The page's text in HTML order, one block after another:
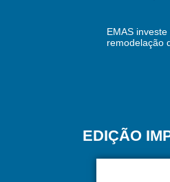
EMAS
remodelação
EDIÇÃO